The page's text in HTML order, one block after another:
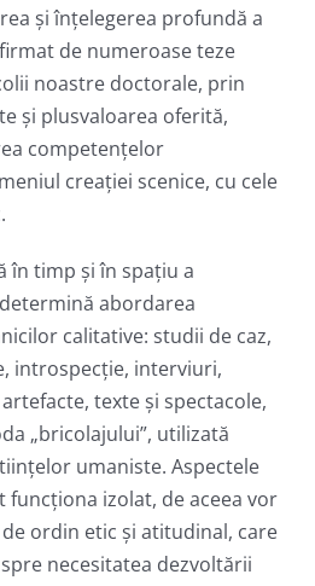
și înțelegerea profundă a
de numeroase teze
noastre doctorale, prin
și plusvaloarea oferită,
competențelor
creației scenice, cu cele
în timp și în spațiu a
abordarea
calitative: studii de caz,
introspecţie, interviuri,
texte şi spectacole,
„bricolajului”, utilizată
umaniste. Aspectele
izolat, de aceea vor
ordin etic și atitudinal, care
necesitatea dezvoltării